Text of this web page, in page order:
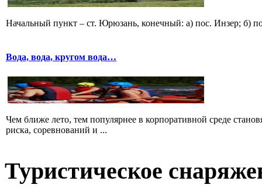
Начальный пункт – ст. Юрюзань, конечный: а) пос. Инзер; б)
Вода, вода, кругом вода…
Чем ближе лето, тем популярнее в корпоративной среде
риска, соревнований и ...
Туристическое